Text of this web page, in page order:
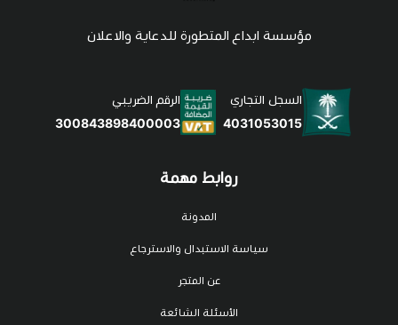
روابط مهمة
المدونة
سياسة الاستبدال والاسترجاع
عن المتجر
الأسئلة الشائعة
مؤسسة ابداع المتطورة للدعاية والاعلان
السجل التجاري
4031053015
الرقم الضريبي
300843898400003